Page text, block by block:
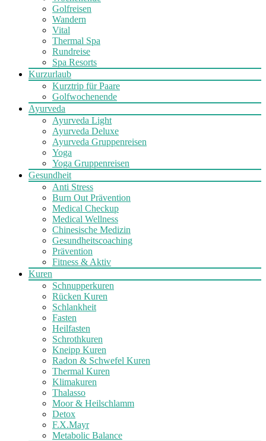
Golfreisen
Wandern
Vital
Thermal Spa
Rundreise
Spa Resorts
Kurzurlaub
Kurztrip für Paare
Golfwochenende
Ayurveda
Ayurveda Light
Ayurveda Deluxe
Ayurveda Gruppenreisen
Yoga
Yoga Gruppenreisen
Gesundheit
Anti Stress
Burn Out Prävention
Medical Checkup
Medical Wellness
Chinesische Medizin
Gesundheitscoaching
Prävention
Fitness & Aktiv
Kuren
Schnupperkuren
Rücken Kuren
Schlankheit
Fasten
Heilfasten
Schrothkuren
Kneipp Kuren
Radon & Schwefel Kuren
Thermal Kuren
Klimakuren
Thalasso
Moor & Heilschlamm
Detox
F.X.Mayr
Metabolic Balance